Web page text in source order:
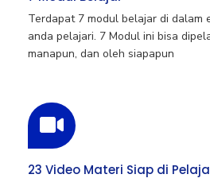
Terdapat 7 modul belajar di dalam
anda pelajari. 7 Modul ini bisa
manapun, dan oleh siapapun
23 Video Materi Siap di